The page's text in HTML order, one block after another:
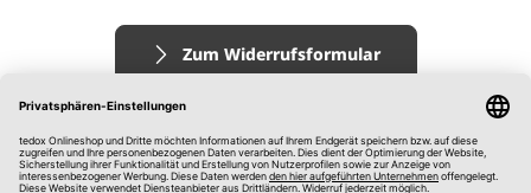
Zum Widerrufsformular
Impressum